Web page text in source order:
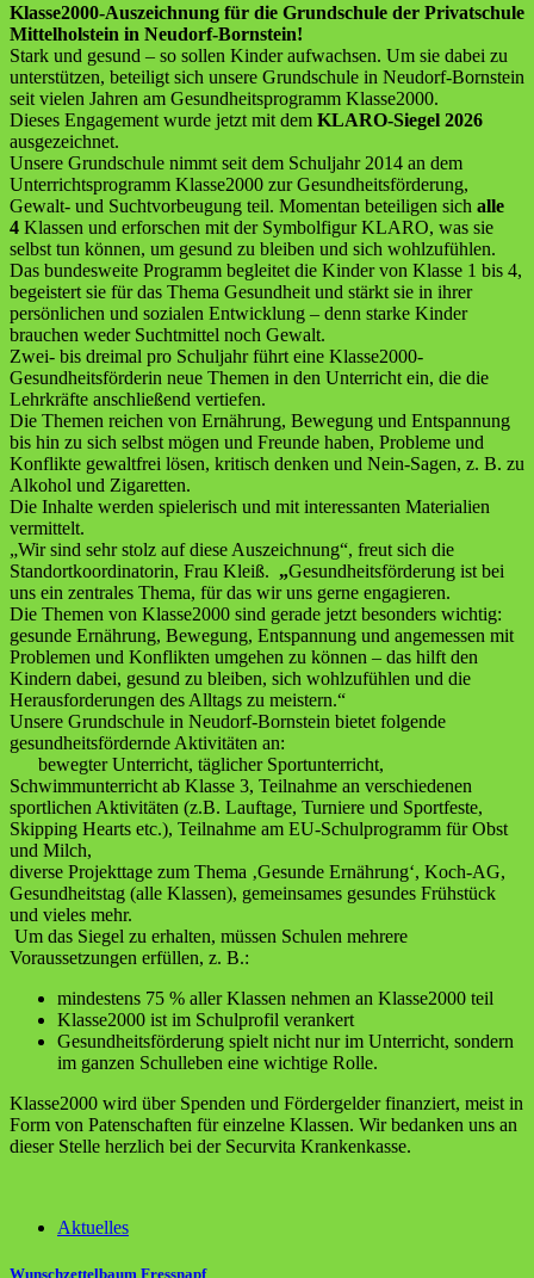
Klasse2000-Auszeichnung für die Grundschule der Privatschule
Mittelholstein in Neudorf-Bornstein!
Stark und gesund – so sollen Kinder aufwachsen. Um sie dabei zu
unterstützen, beteiligt sich unsere Grundschule in Neudorf-Bornstein
seit vielen Jahren am Gesundheitsprogramm Klasse2000.
Dieses Engagement wurde jetzt mit dem KLARO-Siegel 2026
ausgezeichnet.
Unsere Grundschule nimmt seit dem Schuljahr 2014 an dem
Unterrichtsprogramm Klasse2000 zur Gesundheitsförderung,
Gewalt- und Suchtvorbeugung teil. Momentan beteiligen sich alle
4 Klassen und erforschen mit der Symbolfigur KLARO, was sie
selbst tun können, um gesund zu bleiben und sich wohlzufühlen.
Das bundesweite Programm begleitet die Kinder von Klasse 1 bis 4,
begeistert sie für das Thema Gesundheit und stärkt sie in ihrer
persönlichen und sozialen Entwicklung – denn starke Kinder
brauchen weder Suchtmittel noch Gewalt.
Zwei- bis dreimal pro Schuljahr führt eine Klasse2000-
Gesundheitsförderin neue Themen in den Unterricht ein, die die
Lehrkräfte anschließend vertiefen.
Die Themen reichen von Ernährung, Bewegung und Entspannung
bis hin zu sich selbst mögen und Freunde haben, Probleme und
Konflikte gewaltfrei lösen, kritisch denken und Nein-Sagen, z. B. zu
Alkohol und Zigaretten.
Die Inhalte werden spielerisch und mit interessanten Materialien
vermittelt.
„Wir sind sehr stolz auf diese Auszeichnung“, freut sich die
Standortkoordinatorin, Frau Kleiß. „Gesundheitsförderung ist bei
uns ein zentrales Thema, für das wir uns gerne engagieren.
Die Themen von Klasse2000 sind gerade jetzt besonders wichtig:
gesunde Ernährung, Bewegung, Entspannung und angemessen mit
Problemen und Konflikten umgehen zu können – das hilft den
Kindern dabei, gesund zu bleiben, sich wohlzufühlen und die
Herausforderungen des Alltags zu meistern.“
Unsere Grundschule in Neudorf-Bornstein bietet folgende
gesundheitsfördernde Aktivitäten an:
bewegter Unterricht, täglicher Sportunterricht,
Schwimmunterricht ab Klasse 3, Teilnahme an verschiedenen
sportlichen Aktivitäten (z.B. Lauftage, Turniere und Sportfeste,
Skipping Hearts etc.), Teilnahme am EU-Schulprogramm für Obst
und Milch,
diverse Projekttage zum Thema ‚Gesunde Ernährung‘, Koch-AG,
Gesundheitstag (alle Klassen), gemeinsames gesundes Frühstück
und vieles mehr.
Um das Siegel zu erhalten, müssen Schulen mehrere
Voraussetzungen erfüllen, z. B.:
mindestens 75 % aller Klassen nehmen an Klasse2000 teil
Klasse2000 ist im Schulprofil verankert
Gesundheitsförderung spielt nicht nur im Unterricht, sondern
im ganzen Schulleben eine wichtige Rolle.
Klasse2000 wird über Spenden und Fördergelder finanziert, meist in
Form von Patenschaften für einzelne Klassen. Wir bedanken uns an
dieser Stelle herzlich bei der Securvita Krankenkasse.
Aktuelles
Wunschzettelbaum Fressnapf